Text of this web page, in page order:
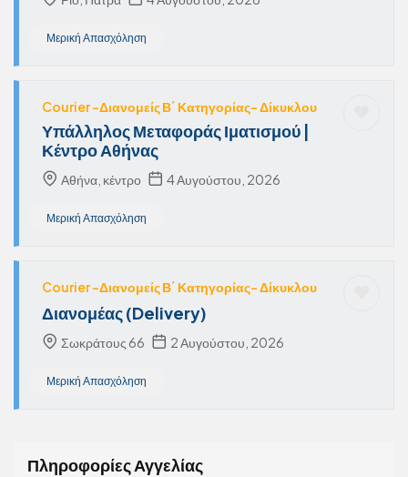
Μερική Απασχόληση
Courier -Διανομείς Β΄ Κατηγορίας- Δίκυκλου
Υπάλληλος Μεταφοράς Ιματισμού |
Κέντρο Αθήνας
Αθήνα, κέντρο 4 Αυγούστου, 2026
Μερική Απασχόληση
Courier -Διανομείς Β΄ Κατηγορίας- Δίκυκλου
Διανομέας (Delivery)
Σωκράτους 66 2 Αυγούστου, 2026
Μερική Απασχόληση
Πληροφορίες Αγγελίας